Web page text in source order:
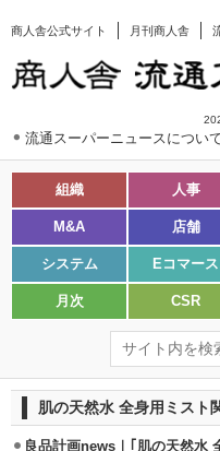
商人舎公式サイト 月刊商人舎
流通スーパーニュースについ
組織 人事
M&A 店舗
システム Eコマース
月次 CSR
肌の天然水 全身用ミスト